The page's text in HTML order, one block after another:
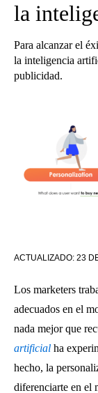
la
Para alcanzar el
la inteligencia
publicidad.
ACTUALIZADO: 23
Los marketers
adecuados en el
nada mejor que
artificial ha
hecho, la
diferenciarte en el